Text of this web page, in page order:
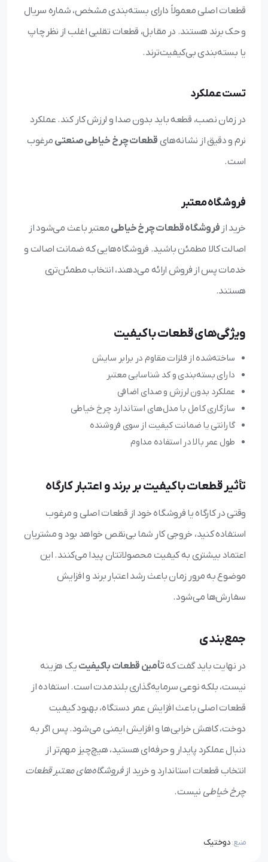
قطعات اصلی معمولاً دارای بسته‌بندی مشخص، شماره سریال
و حک برند هستند. در مقابل، قطعات تقلبی اغلب از نظر چاپ
یا بسته‌بندی بی‌کیفیت‌ترند.
تست عملکرد
در زمان نصب، قطعه باید بدون صدا و لرزش کار کند. عملکرد
نرم و دقیق از نشانه‌های قطعات چرخ خیاطی صنعتی مرغوب
است.
فروشگاه معتبر
خرید از فروشگاه قطعات چرخ خیاطی معتبر باعث می‌شود از
اصالت کالا مطمئن باشید. فروشگاه‌هایی که ضمانت اصالت و
خدمات پس از فروش ارائه می‌دهند، انتخاب مطمئن‌تری
هستند.
ویژگی‌های قطعات باکیفیت
ساخته‌شده از فلزات مقاوم در برابر سایش
دارای بسته‌بندی و کد شناسایی معتبر
عملکرد بدون لرزش و صدای اضافی
سازگاری کامل با مدل‌های استاندارد چرخ خیاطی
گارانتی یا ضمانت کیفیت از سوی فروشنده
طول عمر بالا در استفاده مداوم
تأثیر قطعات باکیفیت بر برند و اعتبار کارگاه
وقتی در کارگاه یا فروشگاه خود از قطعات اصلی و مرغوب
استفاده کنید، خروجی کار شما بی‌نقص خواهد بود و مشتریان
اعتماد بیشتری به کیفیت محصولاتتان پیدا می‌کنند. این
موضوع به مرور زمان باعث رشد اعتبار برند و افزایش
سفارش‌ها می‌شود.
جمع‌بندی
در نهایت باید گفت کهتأمین قطعات باکیفیت یک هزینه
نیست، بلکه نوعی سرمایه‌گذاری بلندمدت است. استفاده از
قطعات اصلی باعث افزایش عمر دستگاه، بهبود کیفیت
دوخت، کاهش خرابی‌ها و افزایش ایمنی می‌شود. پس اگر به
دنبال عملکرد پایدار و حرفه‌ای هستید، هیچ‌چیز مهم‌تر از
انتخاب قطعات استاندارد و خرید ازفروشگاه‌های معتبر قطعات
چرخ خیاطی نیست.
منبع:دوختیک